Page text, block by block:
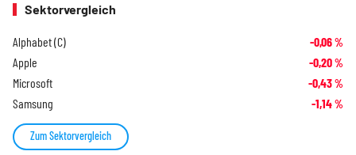
Sektorvergleich
Alphabet (C) -0,06%
Apple -0,20%
Microsoft -0,43%
Samsung -1,14%
Zum Sektorvergleich